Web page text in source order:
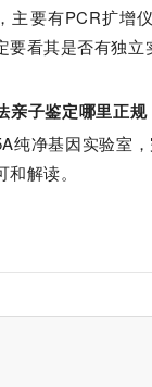
主要有PCR扩增
要看其是否有独立
亲子鉴定哪里正规
纯净基因实验室
解读。